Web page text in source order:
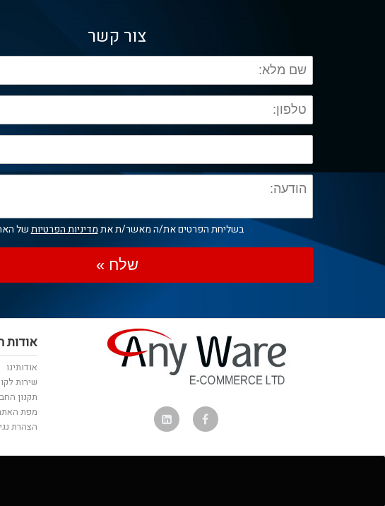
צור קשר
בשליחת הפרטים את/ה מאשר/ת אתמדיניות הפרטיותשל
שלח »
אודות
אודותינו
שירות
תקנון
מפת
הצהרת